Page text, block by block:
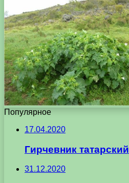
Популярное
17.04.2020
Гирчевник татарский
31.12.2020